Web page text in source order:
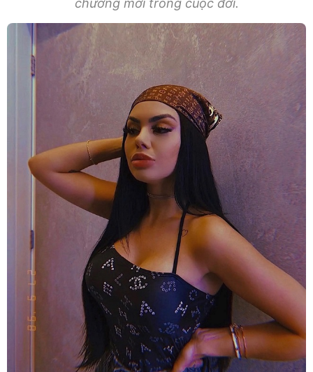
chương mới trong cuộc đời.